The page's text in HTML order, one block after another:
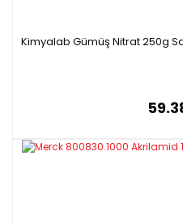
Kimyalab Gümüş Nitrat 250g